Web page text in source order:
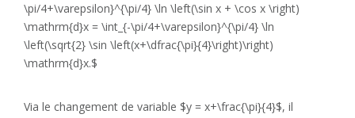
\pi/4+\varepsilon}^{\pi/4} \ln \left(\sin x + \cos x \right)
\mathrm{d}x = \int_{-\pi/4+\varepsilon}^{\pi/4} \ln
\left(\sqrt{2} \sin \left(x+\dfrac{\pi}{4}\right)\right)
\mathrm{d}x.$
Via le changement de variable $y = x+\frac{\pi}{4}$, il